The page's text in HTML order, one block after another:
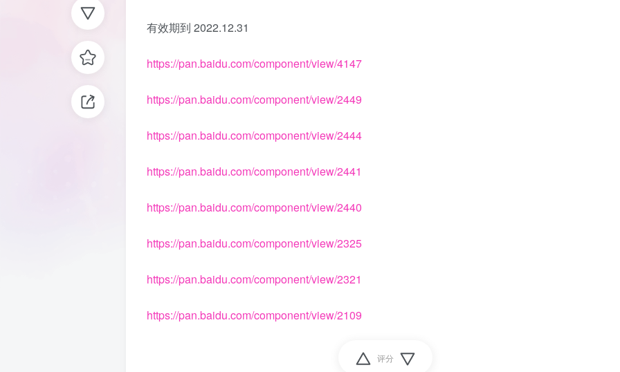
有效期到 2022.12.31
https://pan.baidu.com/component/view/4147
https://pan.baidu.com/component/view/2449
https://pan.baidu.com/component/view/2444
https://pan.baidu.com/component/view/2441
https://pan.baidu.com/component/view/2440
https://pan.baidu.com/component/view/2325
https://pan.baidu.com/component/view/2321
https://pan.baidu.com/component/view/2109
评分